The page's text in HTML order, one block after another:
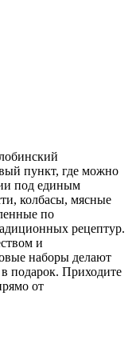
пункт, где можно
под единым
колбасы, мясные
по
рецептур.
и
наборы делают
подарок. Приходите
от